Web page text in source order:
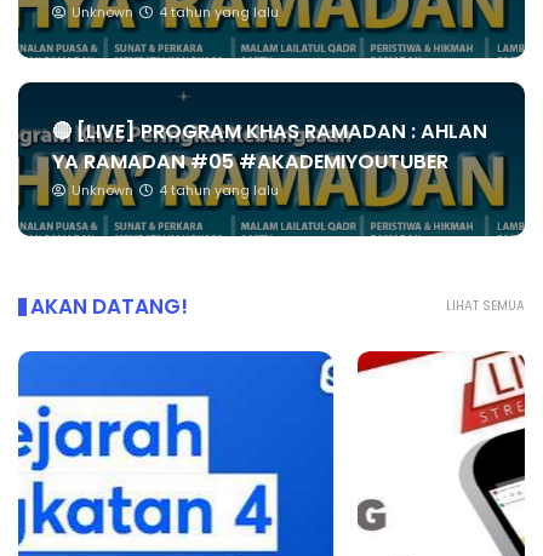
Unknown 4 tahun yang lalu
🔴 [LIVE] PROGRAM KHAS RAMADAN : AHLAN
YA RAMADAN #05 #AKADEMIYOUTUBER
Unknown 4 tahun yang lalu
LIHAT SEMUA
AKAN DATANG!